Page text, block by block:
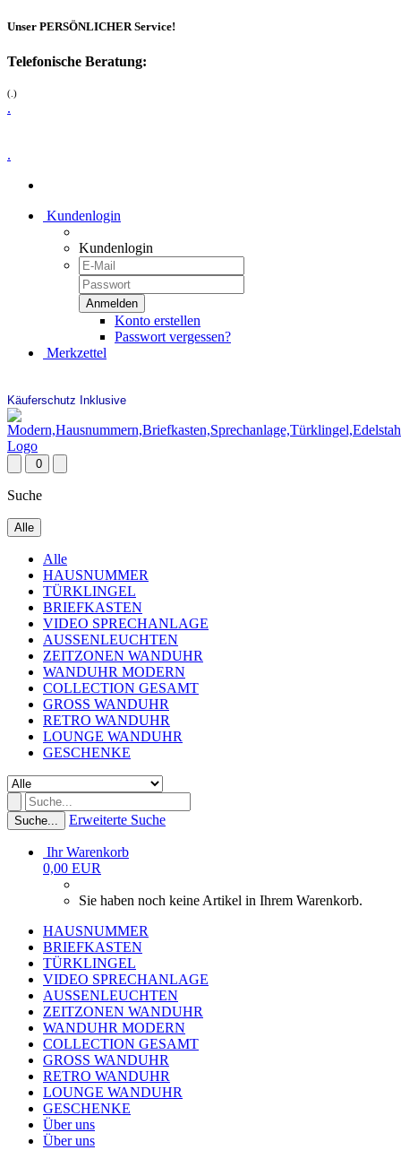
Unser PERSÖNLICHER Service!
Telefonische Beratung:
(.)
.
.
Kundenlogin
Kundenlogin
Konto erstellen
Passwort vergessen?
Merkzettel
Käuferschutz Inklusive
0
Suche
Alle
Alle
HAUSNUMMER
TÜRKLINGEL
BRIEFKASTEN
VIDEO SPRECHANLAGE
AUSSENLEUCHTEN
ZEITZONEN WANDUHR
WANDUHR MODERN
COLLECTION GESAMT
GROSS WANDUHR
RETRO WANDUHR
LOUNGE WANDUHR
GESCHENKE
Suche... Erweiterte Suche
Ihr Warenkorb
0,00 EUR
Sie haben noch keine Artikel in Ihrem Warenkorb.
HAUSNUMMER
BRIEFKASTEN
TÜRKLINGEL
VIDEO SPRECHANLAGE
AUSSENLEUCHTEN
ZEITZONEN WANDUHR
WANDUHR MODERN
COLLECTION GESAMT
GROSS WANDUHR
RETRO WANDUHR
LOUNGE WANDUHR
GESCHENKE
Über uns
Über uns